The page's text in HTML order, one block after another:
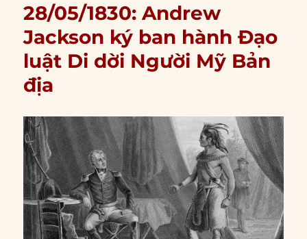
28/05/1830: Andrew
Jackson ký ban hành Đạo
luật Di dời Người Mỹ Bản
địa